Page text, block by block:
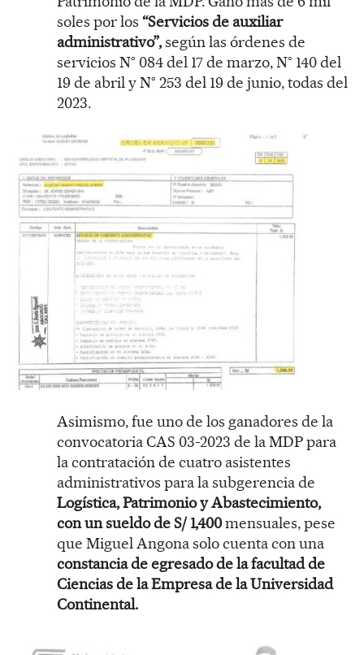
soles por los “Servicios de auxiliar
administrativo”,según las órdenes de
servicios N° 084 del 17 de marzo, N° 140 del
19 de abril y N° 253 del 19 de junio, todas del
2023.
Asimismo, fue uno de los ganadores de la
convocatoria CAS 03-2023 de la MDP para
la contratación de cuatro asistentes
administrativos para la subgerencia de
Logística, Patrimonio y Abastecimiento,
con un sueldo de S/ 1,400mensuales, pese
que Miguel Angona solo cuenta con una
constancia de egresado de la facultad de
Ciencias de la Empresa de la Universidad
Continental.